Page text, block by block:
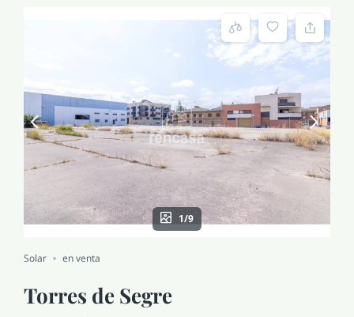
SERVICIOS
CONOCENOS
NOTICIAS Y BLOG
1/9
Solar en venta
Torres de Segre